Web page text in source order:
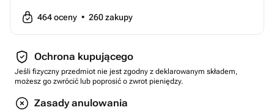
464oceny • 260zakupy
Ochrona kupującego
Jeśli fizyczny przedmiot nie jest zgodny z deklarowanym składem,
możesz go zwrócić lub poprosić o zwrot pieniędzy.
Zasady anulowania